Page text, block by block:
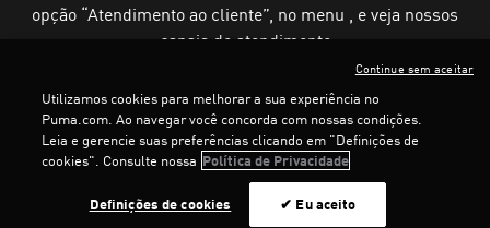
opção “Atendimento ao cliente”, no menu , e veja nossos
canais de atendimento
Termos e Condições de UsoPolítica de Privacidade
Configurador de cookies
PUMA, 2025. Todos os direitos reservados
Utilizamos cookies para melhorar a sua experiência no
Puma.com. Ao navegar você concorda com nossas condições.
Leia e gerencie suas preferências clicando em "Definições de
cookies". Consulte nossa Política de Privacidade
Definições de cookies ✔ Eu aceito
Continue sem aceitar